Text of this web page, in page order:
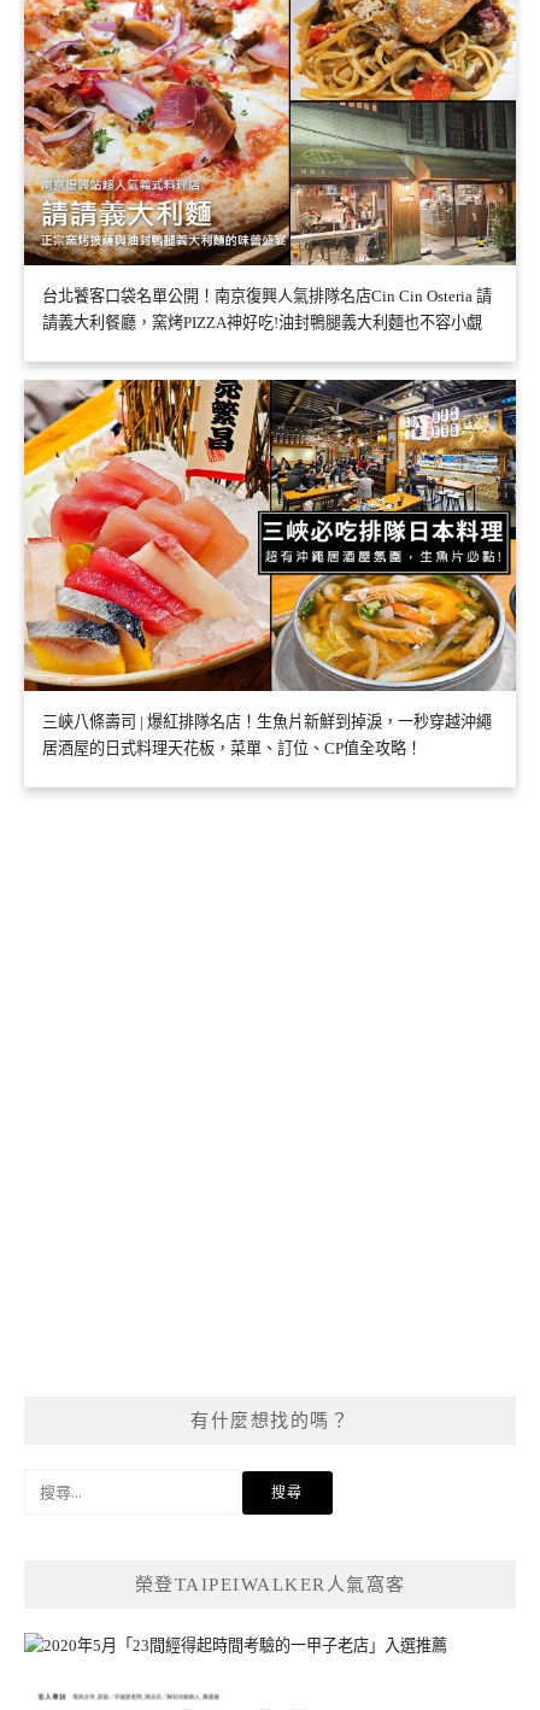
台北饕客口袋名單公開！南京復興人氣排隊名店Cin Cin Osteria 請
請義大利餐廳，窯烤PIZZA神好吃!油封鴨腿義大利麵也不容小覷
三峽八條壽司 | 爆紅排隊名店！生魚片新鮮到掉淚，一秒穿越沖繩
居酒屋的日式料理天花板，菜單、訂位、CP值全攻略！
有什麼想找的嗎？
榮登TAIPEIWALKER人氣窩客